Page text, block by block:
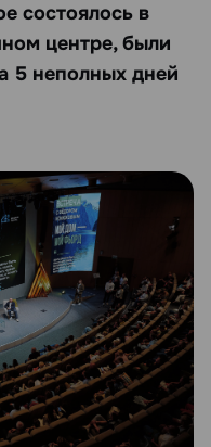
состоялось в
центре, были
5 неполных дней